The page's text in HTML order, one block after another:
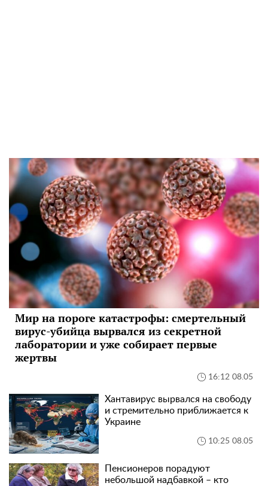
Мир на пороге катастрофы: смертельный
вирус-убийца вырвался из секретной
лаборатории и уже собирает первые
жертвы
16:12 08.05
Хантавирус вырвался на свободу
и стремительно приближается к
Украине
10:25 08.05
Пенсионеров порадуют
небольшой надбавкой – кто